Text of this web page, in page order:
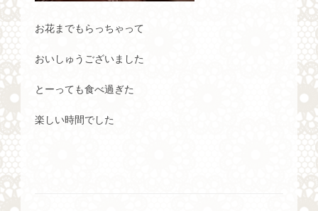
お花までもらっちゃって
おいしゅうございました
とーっても食べ過ぎた
楽しい時間でした